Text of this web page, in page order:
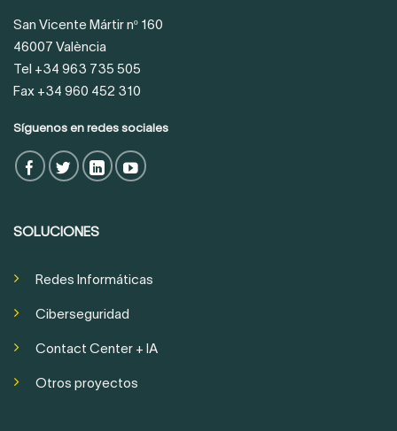
San Vicente Mártir nº 160
46007 València
Tel +34 963 735 505
Fax +34 960 452 310
Síguenos en redes sociales
SOLUCIONES
Redes Informáticas
Ciberseguridad
Contact Center + IA
Otros proyectos